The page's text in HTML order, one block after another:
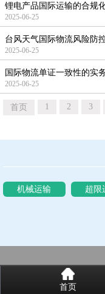
锂电产品国际运输的合规
2025-06-25
台风天气国际物流风险防
2025-06-25
国际物流单证一致性的实
2025-06-25
首页 1 2 3
机械运输 超限
首页